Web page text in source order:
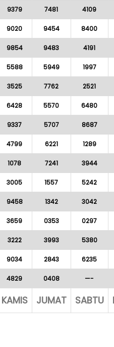
9379 7481 4109
9020 9454 8400
9854 9483 4191
5588 5949 1997
3525 7762 2521
6428 5570 6480
9337 5707 8687
4799 6221 1289
1078 7241 3944
3005 1557 5242
9458 1342 3042
3659 0353 0297
3222 3993 5380
9034 2843 6235
4829 0408 —-
KAMIS JUMAT SABTU